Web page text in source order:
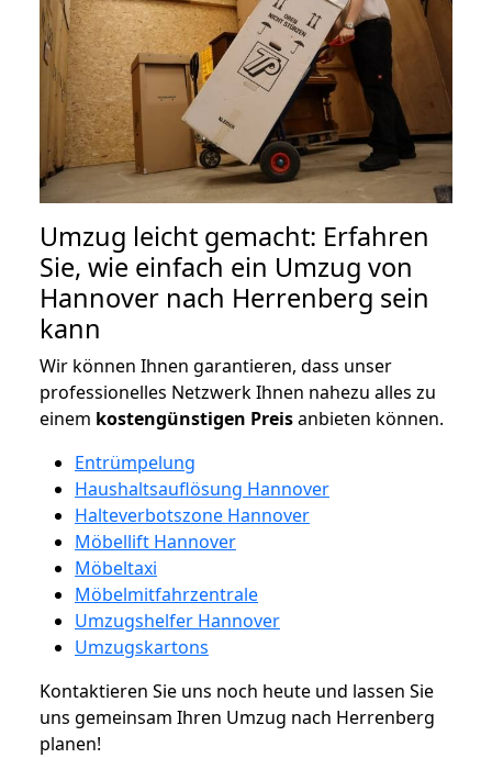
Umzug leicht gemacht: Erfahren
Sie, wie einfach ein Umzug von
Hannover nach Herrenberg sein
kann
Wir können Ihnen garantieren, dass unser
professionelles Netzwerk Ihnen nahezu alles zu
einem kostengünstigen Preisanbieten können.
Entrümpelung
Haushaltsauflösung Hannover
Halteverbotszone Hannover
Möbellift Hannover
Möbeltaxi
Möbelmitfahrzentrale
Umzugshelfer Hannover
Umzugskartons
Kontaktieren Sie uns noch heute und lassen Sie
uns gemeinsam Ihren Umzug nach Herrenberg
planen!